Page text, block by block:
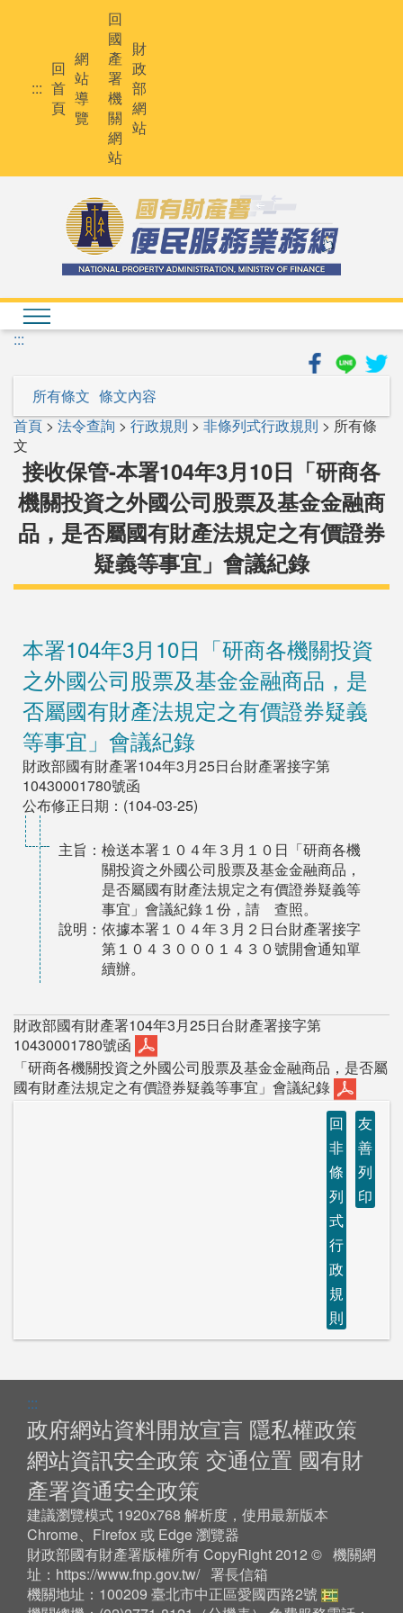
:::
回
首
頁
網
站
導
覽
回
國
產
署
機
關
網
站
財
政
部
網
站
:::
所有條文 條文內容
首頁 > 法令查詢 > 行政規則 > 非條列式行政規則 > 所有條
文
接收保管-本署104年3月10日「研商各
機關投資之外國公司股票及基金金融商
品，是否屬國有財產法規定之有價證券
疑義等事宜」會議紀錄
本署104年3月10日「研商各機關投資
之外國公司股票及基金金融商品，是
否屬國有財產法規定之有價證券疑義
等事宜」會議紀錄
財政部國有財產署104年3月25日台財產署接字第
10430001780號函
公布修正日期：(104-03-25)
主旨：檢送本署１０４年３月１０日「研商各機
關投資之外國公司股票及基金金融商品，
是否屬國有財產法規定之有價證券疑義等
事宜」會議紀錄１份，請 查照。
說明：依據本署１０４年３月２日台財產署接字
第１０４３０００１４３０號開會通知單
續辦。
財政部國有財產署104年3月25日台財產署接字第
10430001780號函
「研商各機關投資之外國公司股票及基金金融商品，是否屬
國有財產法規定之有價證券疑義等事宜」會議紀錄
回
非
條
列
式
行
政
規
則
友
善
列
印
:::
政府網站資料開放宣言 隱私權政策
網站資訊安全政策 交通位置 國有財
產署資通安全政策
建議瀏覽模式 1920x768 解析度，使用最新版本
Chrome、Firefox 或 Edge 瀏覽器
財政部國有財產署版權所有 CopyRight 2012 © 機關網
址： https://www.fnp.gov.tw/ 署長信箱
機關地址：100209 臺北市中正區愛國西路2號